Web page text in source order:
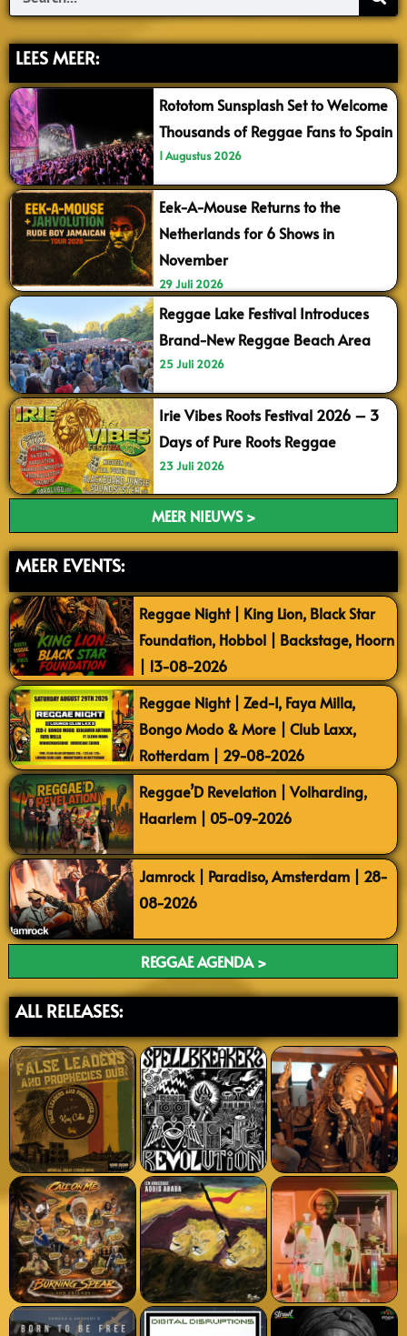
LEES MEER:
Rototom Sunsplash Set to Welcome
Thousands of Reggae Fans to Spain
1 Augustus 2026
Eek-A-Mouse Returns to the
Netherlands for 6 Shows in
November
29 Juli 2026
Reggae Lake Festival Introduces
Brand-New Reggae Beach Area
25 Juli 2026
Irie Vibes Roots Festival 2026 – 3
Days of Pure Roots Reggae
23 Juli 2026
MEER NIEUWS >
MEER EVENTS:
Reggae Night | King Lion, Black Star
Foundation, Hobbol | Backstage, Hoorn
| 13-08-2026
Reggae Night | Zed-I, Faya Milla,
Bongo Modo & More | Club Laxx,
Rotterdam | 29-08-2026
Reggae’D Revelation | Volharding,
Haarlem | 05-09-2026
Jamrock | Paradiso, Amsterdam | 28-
08-2026
REGGAE AGENDA >
ALL RELEASES: